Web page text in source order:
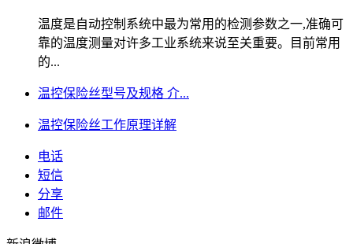
温度是自动控制系统中最为常用的检测参数之一,准确可
靠的温度测量对许多工业系统来说至关重要。目前常用
的...
温控保险丝型号及规格 介...
温控保险丝工作原理详解
电话
短信
分享
邮件